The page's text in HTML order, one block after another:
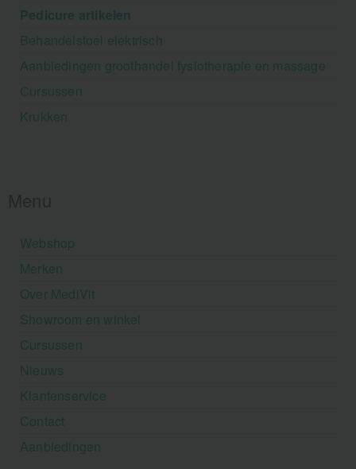
Pedicure artikelen
Behandelstoel elektrisch
Aanbiedingen groothandel fysiotherapie en massage
Cursussen
Krukken
Webshop
Merken
Over MediVit
Showroom en winkel
Cursussen
Nieuws
Klantenservice
Contact
Aanbiedingen